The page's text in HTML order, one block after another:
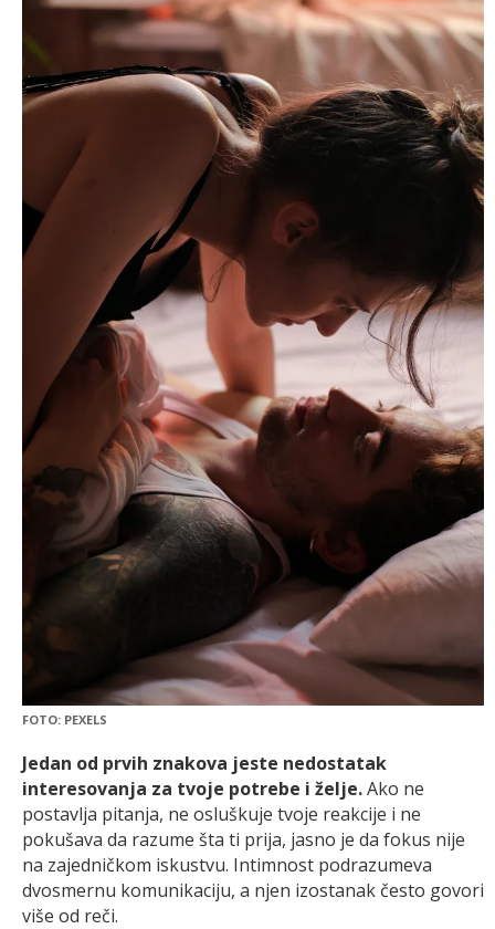
FOTO: PEXELS
Jedan od prvih znakova jeste nedostatak
interesovanja za tvoje potrebe i želje.Ako ne
postavlja pitanja, ne osluškuje tvoje reakcije i ne
pokušava da razume šta ti prija, jasno je da fokus nije
na zajedničkom iskustvu. Intimnost podrazumeva
dvosmernu komunikaciju, a njen izostanak često govori
više od reči.